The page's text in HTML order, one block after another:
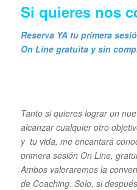
Si quieres nos
Reserva YA tu primera
On Line gratuita y sin
Tanto si quieres lograr un
alcanzar cualquier otro
y tu vida, me encantará
primera sesión On Line,
Ambos valoraremos la
de Coaching. Solo, si